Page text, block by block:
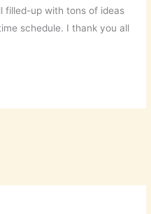
filled-up with tons of ideas
schedule. I thank you all